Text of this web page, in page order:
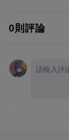
0則評論